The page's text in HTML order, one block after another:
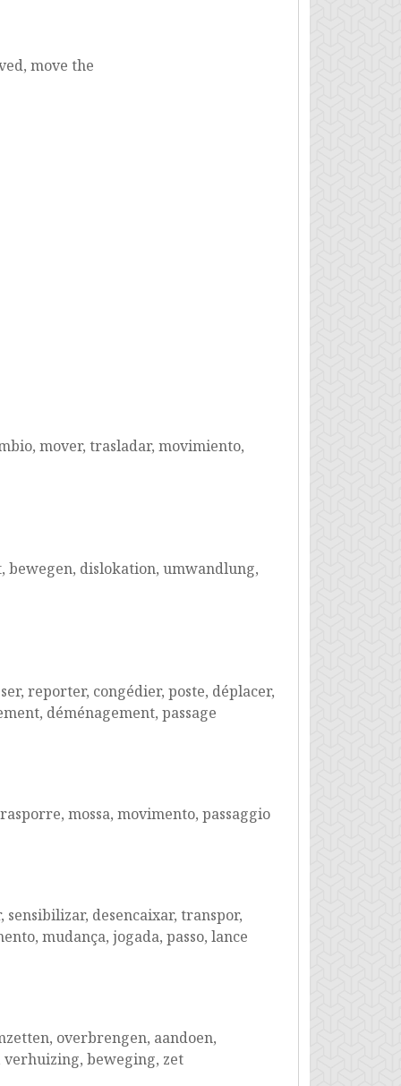
move the
mover, trasladar, movimiento,
dislokation, umwandlung,
reporter, congédier, poste, déplacer,
déménagement, passage
mossa, movimento, passaggio
sensibilizar, desencaixar, transpor,
mudança, jogada, passo, lance
overbrengen, aandoen,
beweging, zet